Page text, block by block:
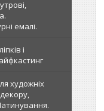
емалі.
і
художніх